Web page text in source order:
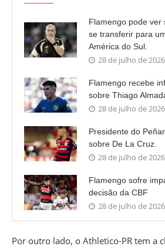
Flamengo pode ver
se transferir para
América do Sul.
28 de julho de 2026
Flamengo recebe
sobre Thiago
28 de julho de 2026
Presidente do
sobre De La Cruz.
28 de julho de 2026
Flamengo sofre
decisão da CBF
28 de julho de 2026
Por outro lado, o Athletico-PR tem a